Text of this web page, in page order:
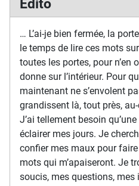
Edito
… L’ai-je bien fermée, la
le temps de lire ces mots
toutes les portes, pour n’en
donne sur l’intérieur. Pour
maintenant ne s’envolent
grandissent là, tout près,
J’ai tellement besoin
éclairer mes jours. Je
confier mes maux pour
mots qui m’apaiseront. Je
soucis, mes questions, mes